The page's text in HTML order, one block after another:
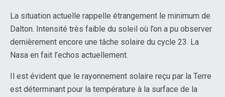
La situation actuelle rappelle étrangement le minimum de
Dalton. Intensité très faible du soleil où l’on a pu observer
dernièrement encore une tâche solaire du cycle 23. La
Nasa en fait l’echos actuellement.
Il est évident que le rayonnement solaire reçu par la Terre
est déterminant pour la température à la surface de la